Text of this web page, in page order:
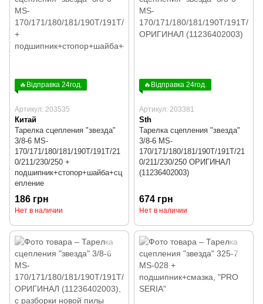
🔥Відправка 24год.
Артикул: 203535
Китай
Тарелка сцепления "звезда"
3/8-6 MS-
170/171/180/181/190T/191T/21
0/211/230/250 +
подшипник+стопор+шайба+сц
епление
186 грн
Нет в наличии
🔥Відправка 24год.
Артикул: 203381
Sth
Тарелка сцепления "звезда"
3/8-6 MS-
170/171/180/181/190T/191T/21
0/211/230/250 ОРИГИНАЛ
(11236402003)
674 грн
Нет в наличии